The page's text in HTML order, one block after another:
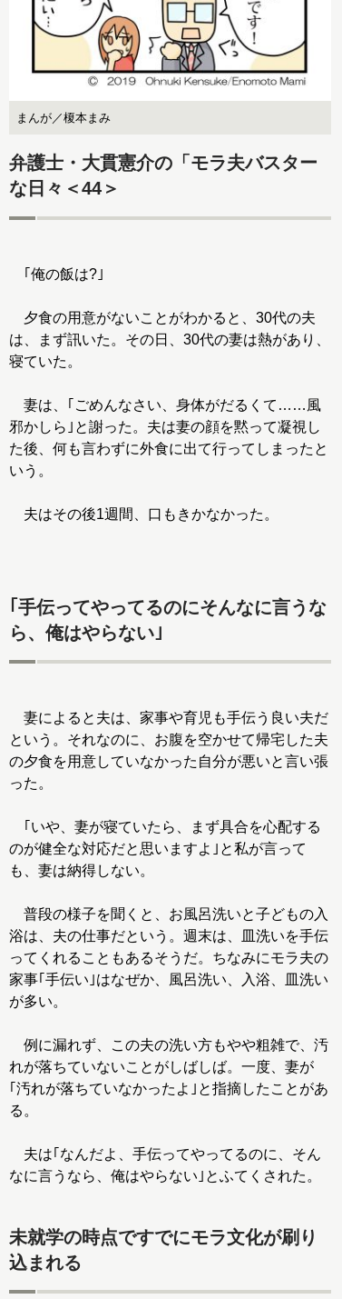
まんが／榎本まみ
弁護士・大貫憲介の「モラ夫バスター
な日々＜44＞
｢俺の飯は?｣
夕食の用意がないことがわかると、30代の夫
は、まず訊いた。その日、30代の妻は熱があり、
寝ていた。
妻は、｢ごめんなさい、身体がだるくて……風
邪かしら｣と謝った。夫は妻の顔を黙って凝視し
た後、何も言わずに外食に出て行ってしまったと
いう。
夫はその後1週間、口もきかなかった。
｢手伝ってやってるのにそんなに言うな
ら、俺はやらない｣
妻によると夫は、家事や育児も手伝う良い夫だ
という。それなのに、お腹を空かせて帰宅した夫
の夕食を用意していなかった自分が悪いと言い張
った。
｢いや、妻が寝ていたら、まず具合を心配する
のが健全な対応だと思いますよ｣と私が言って
も、妻は納得しない。
普段の様子を聞くと、お風呂洗いと子どもの入
浴は、夫の仕事だという。週末は、皿洗いを手伝
ってくれることもあるそうだ。ちなみにモラ夫の
家事｢手伝い｣はなぜか、風呂洗い、入浴、皿洗い
が多い。
例に漏れず、この夫の洗い方もやや粗雑で、汚
れが落ちていないことがしばしば。一度、妻が
｢汚れが落ちていなかったよ｣と指摘したことがあ
る。
夫は｢なんだよ、手伝ってやってるのに、そん
なに言うなら、俺はやらない｣とふてくされた。
未就学の時点ですでにモラ文化が刷り
込まれる